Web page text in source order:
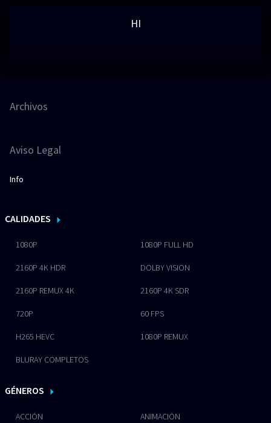
HI
Archivos
Aviso Legal
Info
CALIDADES
1080P 1080P FULL HD
2160P 4K HDR DOLBY VISION
2160P REMUX 4K 2160P 4K SDR
720P 60 FPS
H265 HEVC 1080P REMUX
BLURAY COMPLETOS
GÉNEROS
ACCIÓN ANIMACIÓN